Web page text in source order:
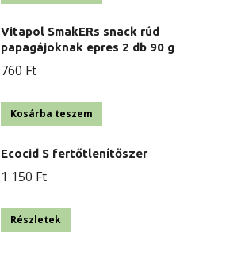
Vitapol SmakERs snack rúd
papagájoknak epres 2 db 90 g
760 Ft
Kosárba teszem
Ecocid S fertőtlenítőszer
1 150 Ft
Részletek